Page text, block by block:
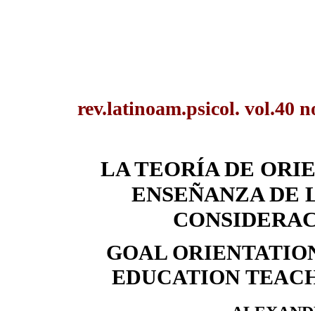
rev.latinoam.psicol. vol.40
LA TEORÍA DE
ENSEÑANZA DE
GOAL
EDUCATION